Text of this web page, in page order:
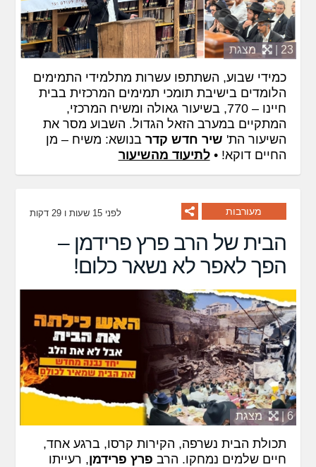
23 | מצגת
כמידי שבוע, השתתפו עשרות מתלמידי התמימים
הלומדים בישיבת תומכי תמימים המרכזית בבית
חיינו – 770, בשיעור גאולה ומשיח המרכזי,
המתקיים במערב הזאל הגדול. השבוע מסר את
השיעור הת' שיר חדש קדר בנושא: משיח – מן
החיים דוקא! •לתיעוד מהשיעור
מעורבות לפני 15 שעות ו 29 דקות
הבית של הרב פרץ פרידמן –
הפך לאפר לא נשאר כלום!
6 | מצגת
תכולת הבית נשרפה, הקירות קרסו, ברגע אחד,
חיים שלמים נמחקו. הרב פרץ פרידמן, רעייתו